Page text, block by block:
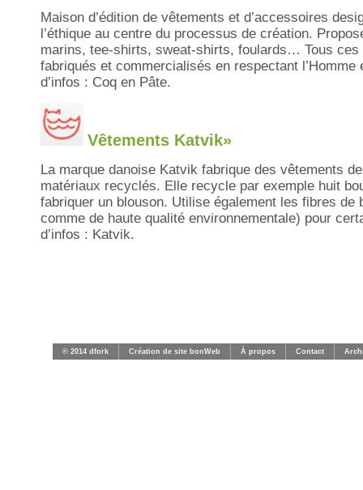
Maison d’édition de vêtements et d’accessoires
l’éthique au centre du processus de création.
marins, tee-shirts, sweat-shirts, foulards… Tous
fabriqués et commercialisés en respectant l’Homme
d’infos : Coq en Pâte.
Vêtements Katvik»
La marque danoise Katvik fabrique des vêtements
matériaux recyclés. Elle recycle par exemple huit
fabriquer un blouson. Utilise également les fibres de
comme de haute qualité environnementale) pour
d’infos : Katvik.
© 2014 dfork Création de site bonWeb À propos Contact